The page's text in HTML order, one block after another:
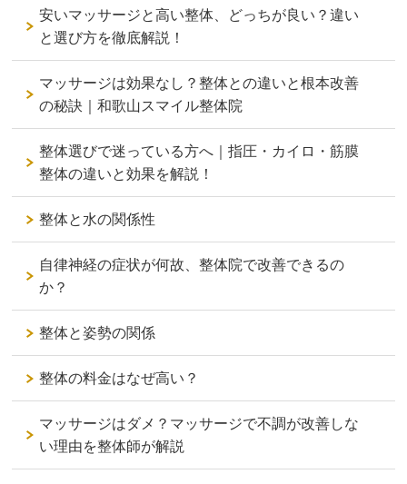
安いマッサージと高い整体、どっちが良い？違い
と選び方を徹底解説！
マッサージは効果なし？整体との違いと根本改善
の秘訣｜和歌山スマイル整体院
整体選びで迷っている方へ｜指圧・カイロ・筋膜
整体の違いと効果を解説！
整体と水の関係性
自律神経の症状が何故、整体院で改善できるの
か？
整体と姿勢の関係
整体の料金はなぜ高い？
マッサージはダメ？マッサージで不調が改善しな
い理由を整体師が解説